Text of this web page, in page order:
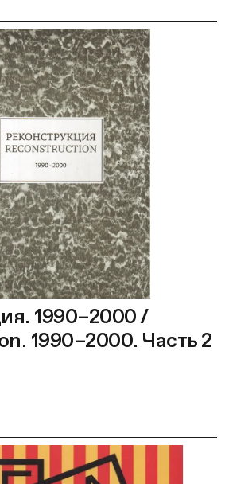
1990–2000 /
1990–2000. Часть 2